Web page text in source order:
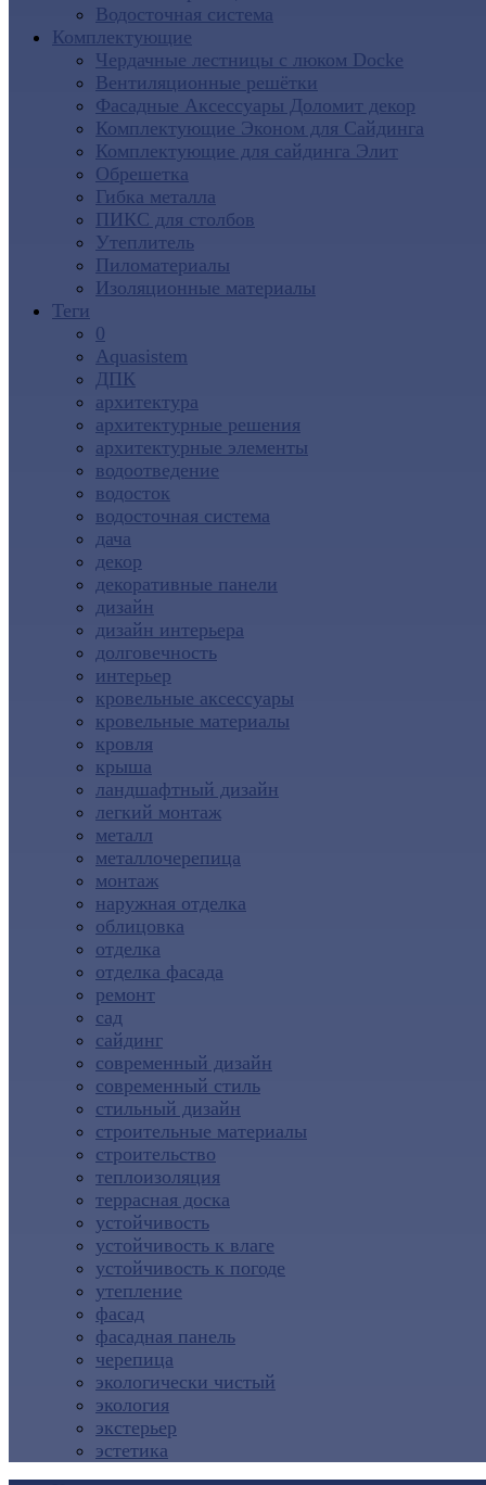
Водосточная система
Комплектующие
Чердачные лестницы с люком Docke
Вентиляционные решётки
Фасадные Аксессуары Доломит декор
Комплектующие Эконом для Сайдинга
Комплектующие для cайдинга Элит
Обрешетка
Гибка металла
ПИКС для столбов
Утеплитель
Пиломатериалы
Изоляционные материалы
Теги
0
Aquasistem
ДПК
архитектура
архитектурные решения
архитектурные элементы
водоотведение
водосток
водосточная система
дача
декор
декоративные панели
дизайн
дизайн интерьера
долговечность
интерьер
кровельные аксессуары
кровельные материалы
кровля
крыша
ландшафтный дизайн
легкий монтаж
металл
металлочерепица
монтаж
наружная отделка
облицовка
отделка
отделка фасада
ремонт
сад
сайдинг
современный дизайн
современный стиль
стильный дизайн
строительные материалы
строительство
теплоизоляция
террасная доска
устойчивость
устойчивость к влаге
устойчивость к погоде
утепление
фасад
фасадная панель
черепица
экологически чистый
экология
экстерьер
эстетика